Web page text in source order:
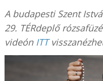
A budapesti Szent
29. TÉRdeplő
videón ITT